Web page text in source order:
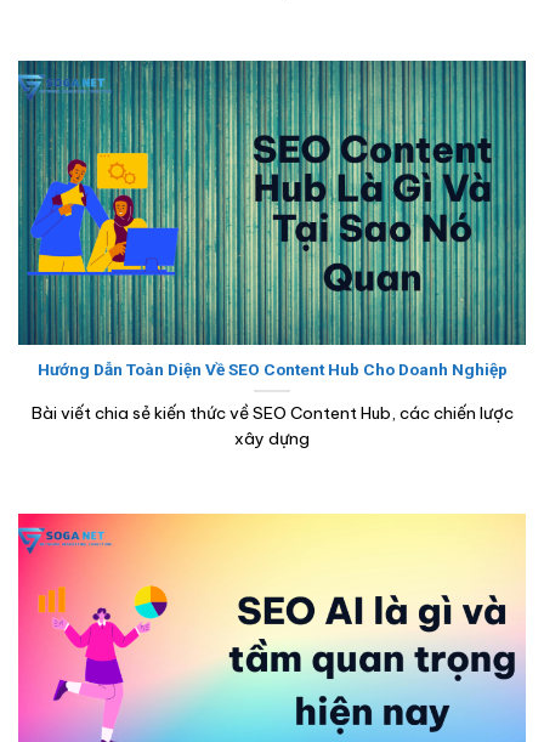
Hướng Dẫn Toàn Diện Về SEO Content Hub Cho Doanh Nghiệp
Bài viết chia sẻ kiến thức về SEO Content Hub, các chiến lược
xây dựng